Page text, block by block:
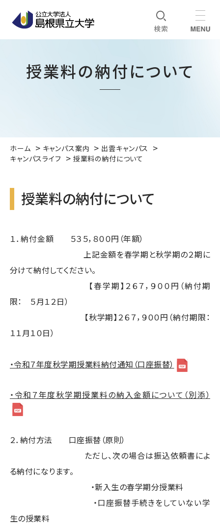
授業料の納付について
ホーム キャンパス案内
出雲キャンパス
キャンパスライフ
授業料の納付について
授業料の納付について
１．納付金額 ５３５，８００円（年額）
上記金額を春学期と秋学期の２期に
分けて納付してください。
【春学期】２６７，９００円（納付期
限： ５月１２日）
【秋学期】２６７，９００円（納付期限：
１１月１０日）
・令和７年度秋学期授業料納付通知（口座振替）
・令和７年度秋学期授業料の納入金額について（別添）
２．納付方法 口座振替（原則）
ただし、次の場合は振込依頼書によ
る納付になります。
・新入生の春学期分授業料
・口座振替手続きをしていない学
生の授業料